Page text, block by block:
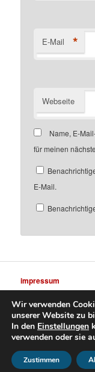
E-Mail *
Webseite
Name, E-
für meinen
E-Mail.
impressum
datenschutz
Wir verwenden
unserer Website zu
In den Einstellungen
verwenden oder sie
Zustimmen